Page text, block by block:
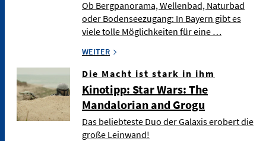
Ob Bergpanorama, Wellenbad, Naturbad
oder Bodenseezugang: In Bayern gibt es
viele tolle Möglichkeiten für eine …
WEITER
Die Macht ist stark in ihm
Kinotipp: Star Wars: The
Mandalorian and Grogu
Das beliebteste Duo der Galaxis erobert die
große Leinwand!